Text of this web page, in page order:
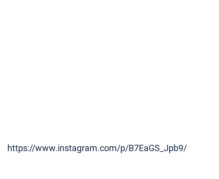
https://www.instagram.com/p/B7EaGS_Jpb9/